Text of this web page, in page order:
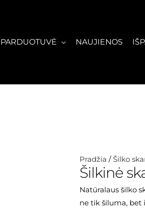
PARDUOTUVĖ NAUJIENOS
Pradžia /Šilko
Šilkinė
Natūralaus šilko
ne tik šiluma, bet
produkto
kiekis:
Šilkinė
skara